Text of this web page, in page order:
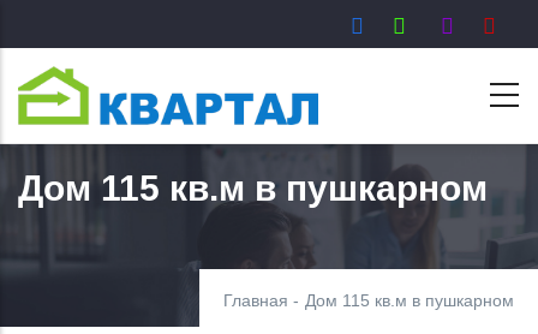
к
основному
содержанию
Дом 115 кв.м в пушкарном
Главная - Дом 115 кв.м в пушкарном